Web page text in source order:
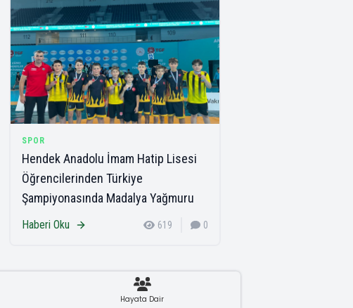
SPOR
Hendek Anadolu İmam Hatip Lisesi
Öğrencilerinden Türkiye
Şampiyonasında Madalya Yağmuru
Haberi Oku 619 0
Hayata Dair